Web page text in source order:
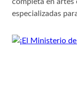
especializadas